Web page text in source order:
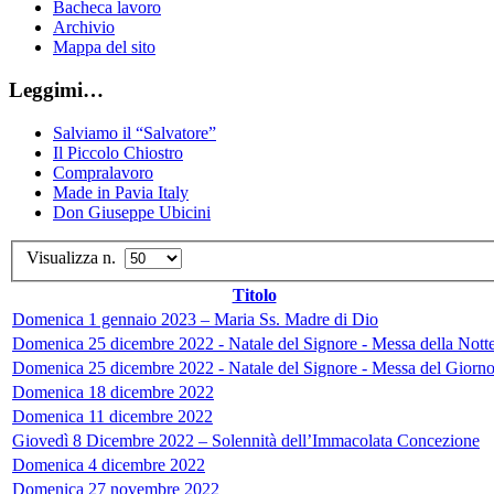
Bacheca lavoro
Archivio
Mappa del sito
Leggimi…
Salviamo il “Salvatore”
Il Piccolo Chiostro
Compralavoro
Made in Pavia Italy
Don Giuseppe Ubicini
Visualizza n.
Titolo
Domenica 1 gennaio 2023 – Maria Ss. Madre di Dio
Domenica 25 dicembre 2022 - Natale del Signore - Messa della
Domenica 25 dicembre 2022 - Natale del Signore - Messa del Giorno
Domenica 18 dicembre 2022
Domenica 11 dicembre 2022
Giovedì 8 Dicembre 2022 – Solennità dell’Immacolata Concezione
Domenica 4 dicembre 2022
Domenica 27 novembre 2022